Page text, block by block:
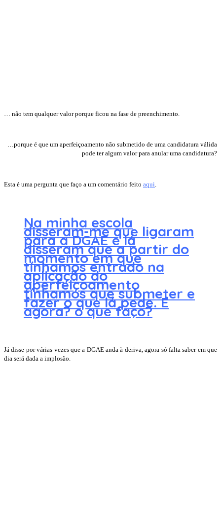
… não tem qualquer valor porque ficou na fase de preenchimento.
…porque é que um aperfeiçoamento não submetido de uma candidatura válida
pode ter algum valor para anular uma candidatura?
Esta é uma pergunta que faço a um comentário feito aqui.
Na minha escola
disseram-me que ligaram
para a DGAE e lá
disseram que a partir do
momento em que
tínhamos entrado na
aplicação do
aperfeiçoamento
tínhamos que submeter e
fazer o que lá pede. E
agora? o que faço?
Já disse por várias vezes que a DGAE anda à deriva, agora só falta saber em que
dia será dada a implosão.